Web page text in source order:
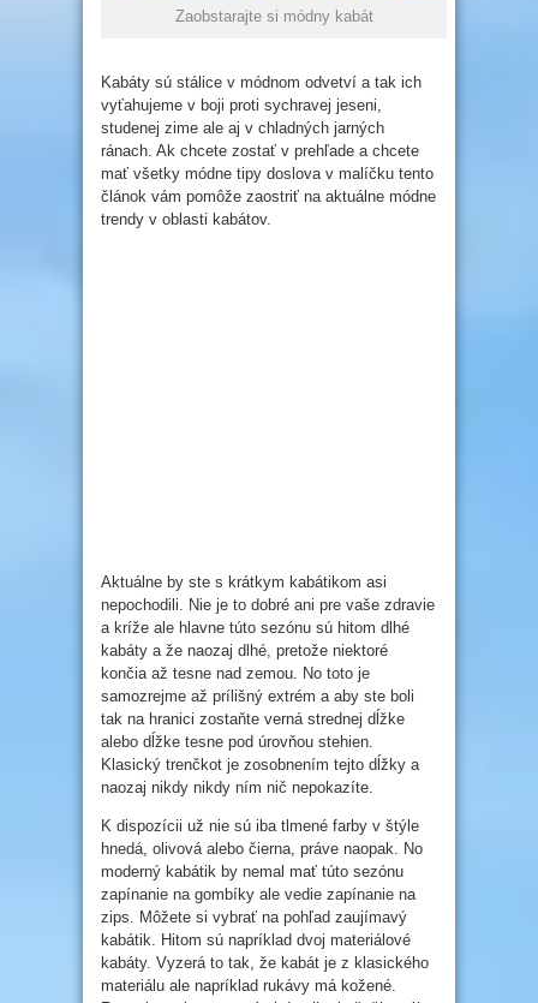
Zaobstarajte si módny kabát
Kabáty sú stálice v módnom odvetví a tak ich
vyťahujeme v boji proti sychravej jeseni,
studenej zime ale aj v chladných jarných
ránach. Ak chcete zostať v prehľade a chcete
mať všetky módne tipy doslova v malíčku tento
článok vám pomôže zaostriť na aktuálne módne
trendy v oblasti kabátov.
Aktuálne by ste s krátkym kabátikom asi
nepochodili. Nie je to dobré ani pre vaše zdravie
a kríže ale hlavne túto sezónu sú hitom dlhé
kabáty a že naozaj dlhé, pretože niektoré
končia až tesne nad zemou. No toto je
samozrejme až prílišný extrém a aby ste boli
tak na hranici zostaňte verná strednej dĺžke
alebo dĺžke tesne pod úrovňou stehien.
Klasický trenčkot je zosobnením tejto dĺžky a
naozaj nikdy nikdy ním nič nepokazíte.
K dispozícii už nie sú iba tlmené farby v štýle
hnedá, olivová alebo čierna, práve naopak. No
moderný kabátik by nemal mať túto sezónu
zapínanie na gombíky ale vedie zapínanie na
zips. Môžete si vybrať na pohľad zaujímavý
kabátik. Hitom sú napríklad dvoj materiálové
kabáty. Vyzerá to tak, že kabát je z klasického
materiálu ale napríklad rukávy má kožené.